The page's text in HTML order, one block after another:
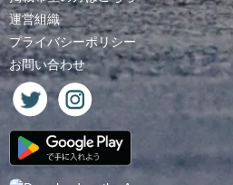
運営組織
プライバシーポリシー
お問い合わせ